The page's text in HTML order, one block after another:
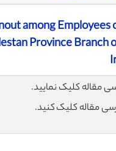
among
Province Branch
مقاله کلیک کنید.